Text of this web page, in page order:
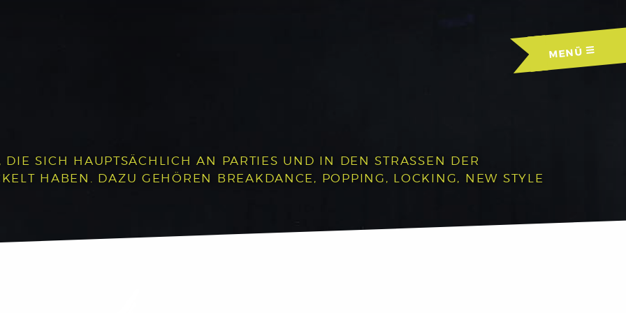
MENÜ
SICH HAUPTSÄCHLICH AN PARTIES UND IN DEN STRASSEN DER A
HABEN. DAZU GEHÖREN BREAKDANCE, POPPING, LOCKING, NEW STYLE U